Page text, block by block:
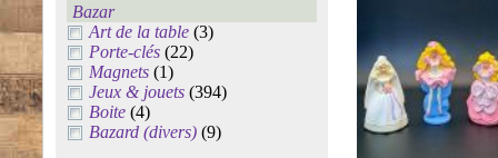
Bazar
Art de la table (3)
Porte-clés (22)
Magnets (1)
Jeux & jouets (394)
Boite (4)
Bazard (divers) (9)